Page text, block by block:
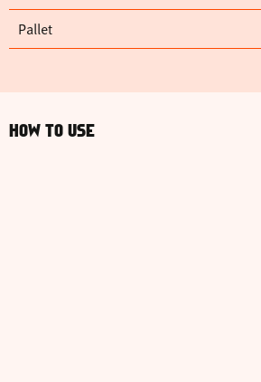
Pallet
HOW TO USE